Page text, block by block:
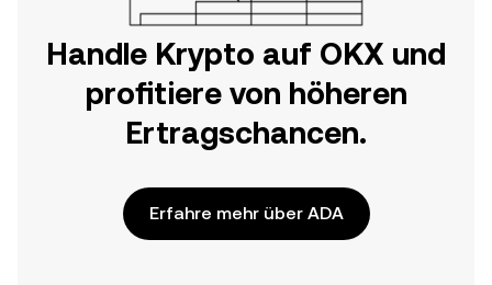
Handle Krypto auf OKX und
profitiere von höheren
Ertragschancen.
Erfahre mehr über ADA